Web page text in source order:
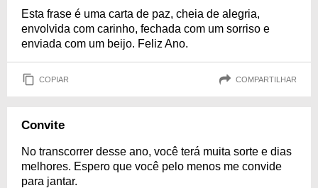
Esta frase é uma carta de paz, cheia de alegria,
envolvida com carinho, fechada com um sorriso e
enviada com um beijo. Feliz Ano.
COPIAR COMPARTILHAR
Convite
No transcorrer desse ano, você terá muita sorte e dias
melhores. Espero que você pelo menos me convide
para jantar.